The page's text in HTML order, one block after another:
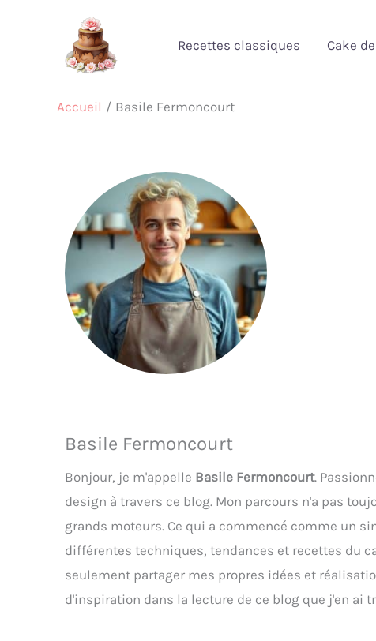
Recettes classiques Cake
Accueil Basile Fermoncourt
Basile Fermoncourt
Bonjour, je m'appelle Basile Fermoncourt.
design à travers ce blog. Mon parcours n'a pas
grands moteurs. Ce qui a commencé comme un
différentes techniques, tendances et recettes du
seulement partager mes propres idées et
d'inspiration dans la lecture de ce blog que j'en ai